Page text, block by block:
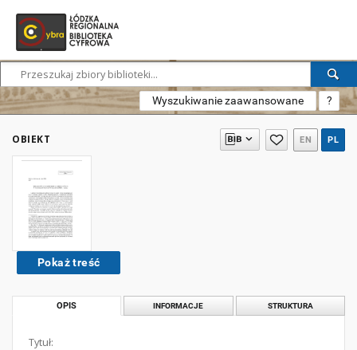
Wyszukiwanie zaawansowane ?
OBIEKT EN PL
Pokaż treść
OPIS INFORMACJE STRUKTURA
Tytuł: